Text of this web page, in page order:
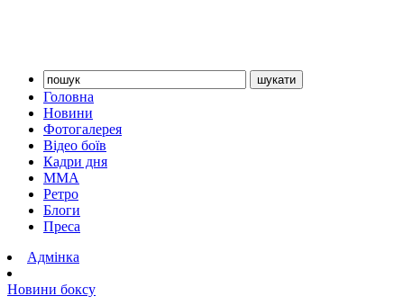
Головна
Новини
Фотогалерея
Відео боїв
Кадри дня
ММА
Ретро
Блоги
Преса
Адмінка
Новини боксу